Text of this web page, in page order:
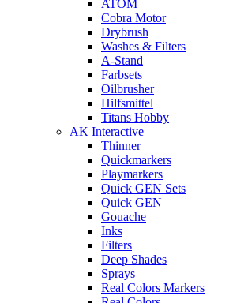
ATOM
Cobra Motor
Drybrush
Washes & Filters
A-Stand
Farbsets
Oilbrusher
Hilfsmittel
Titans Hobby
AK Interactive
Thinner
Quickmarkers
Playmarkers
Quick GEN Sets
Quick GEN
Gouache
Inks
Filters
Deep Shades
Sprays
Real Colors Markers